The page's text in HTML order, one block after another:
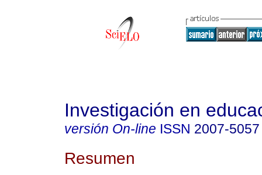
Investigación en
versión On-line ISSN 2007-5057
Resumen